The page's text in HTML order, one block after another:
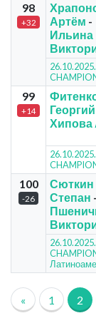
98
+32
Артём -
Ильина
99
+14
Георгий
Хипова
100
-26
Сюткин
Степан -
« 1 2